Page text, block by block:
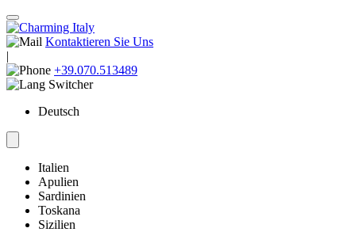
Kontaktieren Sie Uns
|
+39.070.513489
Deutsch
Italien
Apulien
Sardinien
Toskana
Sizilien